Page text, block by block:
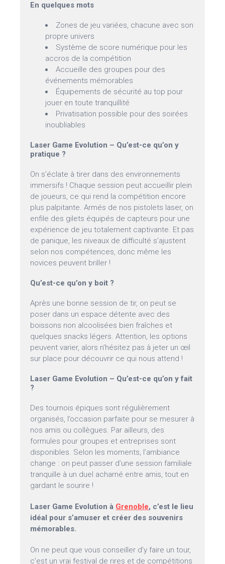
En quelques mots
Zones de jeu variées, chacune avec son
propre univers
Système de score numérique pour les
accros de la compétition
Accueille des groupes pour des
événements mémorables
Équipements de sécurité au top pour
jouer en toute tranquillité
Privatisation possible pour des soirées
inoubliables
Laser Game Evolution – Qu’est-ce qu’on y
pratique ?
On s’éclate à tirer dans des environnements
immersifs ! Chaque session peut accueillir plein
de joueurs, ce qui rend la compétition encore
plus palpitante. Armés de nos pistolets laser, on
enfile des gilets équipés de capteurs pour une
expérience de jeu totalement captivante. Et pas
de panique, les niveaux de difficulté s’ajustent
selon nos compétences, donc même les
novices peuvent briller !
Qu’est-ce qu’on y boit ?
Après une bonne session de tir, on peut se
poser dans un espace détente avec des
boissons non alcoolisées bien fraîches et
quelques snacks légers. Attention, les options
peuvent varier, alors n’hésitez pas à jeter un œil
sur place pour découvrir ce qui nous attend !
Laser Game Evolution – Qu’est-ce qu’on y fait
?
Des tournois épiques sont régulièrement
organisés, l’occasion parfaite pour se mesurer à
nos amis ou collègues. Par ailleurs, des
formules pour groupes et entreprises sont
disponibles. Selon les moments, l’ambiance
change : on peut passer d’une session familiale
tranquille à un duel acharné entre amis, tout en
gardant le sourire !
Laser Game Evolution à Grenoble, c’est le lieu
idéal pour s’amuser et créer des souvenirs
mémorables.
On ne peut que vous conseiller d’y faire un tour,
c’est un vrai festival de rires et de compétitions